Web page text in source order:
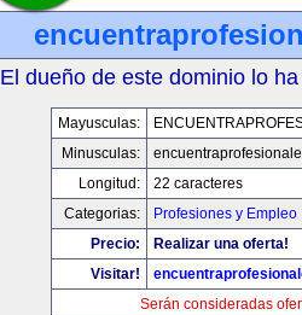
El dueño de este dominio lo
Mayusculas:
Minusculas:
Longitud:
22 caracteres
Categorias:
Profesiones y Empleo
Precio:
Realizar una oferta!
Visitar!
Serán consideradas